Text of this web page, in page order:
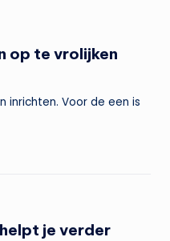
op te vrolijken
inrichten. Voor de een is
je verder